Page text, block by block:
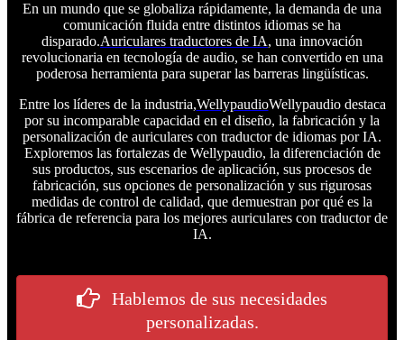
En un mundo que se globaliza rápidamente, la demanda de una
comunicación fluida entre distintos idiomas se ha
disparado.Auriculares traductores de IA, una innovación
revolucionaria en tecnología de audio, se han convertido en una
poderosa herramienta para superar las barreras lingüísticas.
Entre los líderes de la industria,WellypaudioWellypaudio destaca
por su incomparable capacidad en el diseño, la fabricación y la
personalización de auriculares con traductor de idiomas por IA.
Exploremos las fortalezas de Wellypaudio, la diferenciación de
sus productos, sus escenarios de aplicación, sus procesos de
fabricación, sus opciones de personalización y sus rigurosas
medidas de control de calidad, que demuestran por qué es la
fábrica de referencia para los mejores auriculares con traductor de
IA.
Hablemos de sus necesidades
personalizadas.